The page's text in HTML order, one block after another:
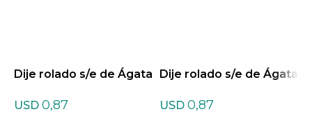
Dije rolado s/e de Ágata
USD 0,87
Dije rolado s/e de Ágata
USD 0,87